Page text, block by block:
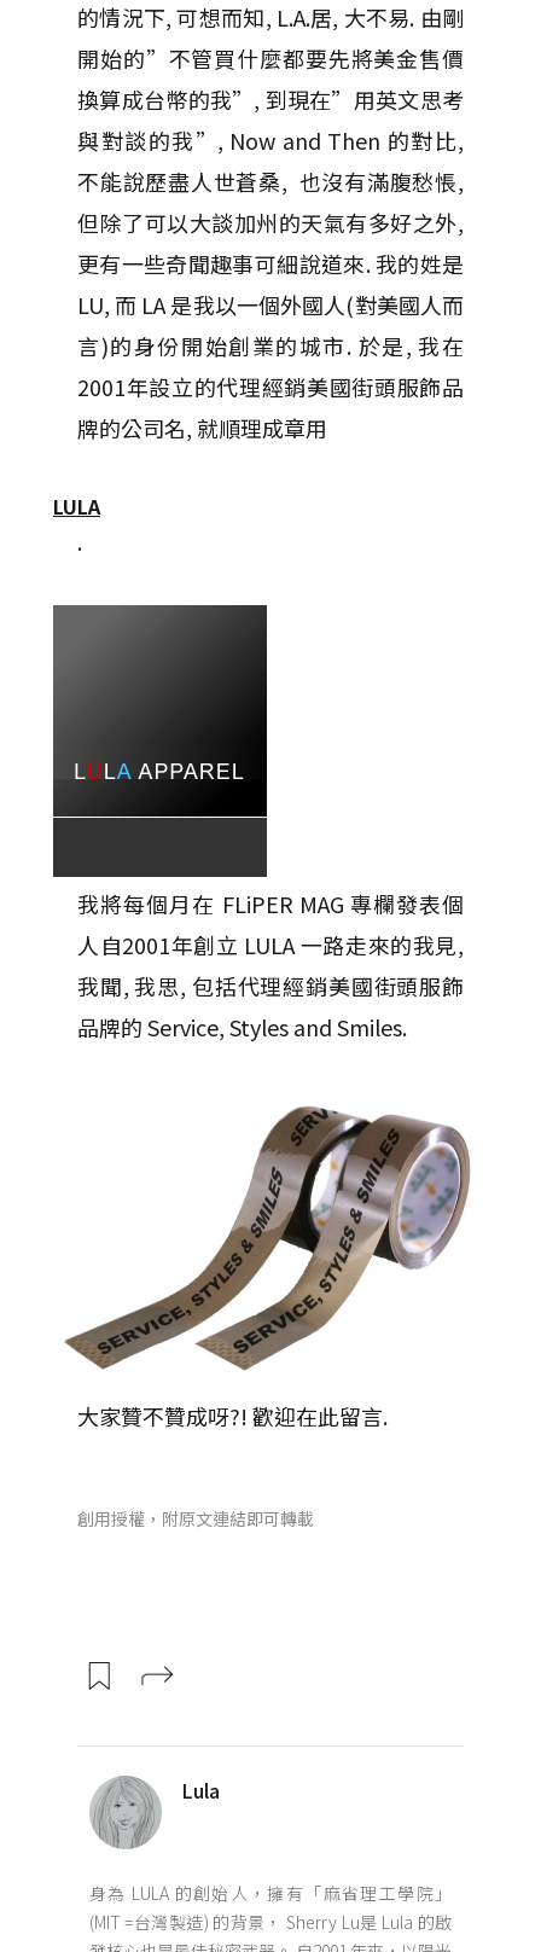
的情況下, 可想而知, L.A.居, 大不易. 由剛
開始的”不管買什麼都要先將美金售價
換算成台幣的我”, 到現在”用英文思考
與對談的我”, Now and Then 的對比,
不能說歷盡人世蒼桑, 也沒有滿腹愁悵,
但除了可以大談加州的天氣有多好之外,
更有一些奇聞趣事可細說道來. 我的姓是
LU, 而 LA 是我以一個外國人(對美國人而
言)的身份開始創業的城市. 於是, 我在
2001年設立的代理經銷美國街頭服飾品
牌的公司名, 就順理成章用
LULA
.
我將每個月在 FLiPER MAG 專欄發表個
人自2001年創立 LULA 一路走來的我見,
我聞, 我思, 包括代理經銷美國街頭服飾
品牌的 Service, Styles and Smiles.
大家贊不贊成呀?! 歡迎在此留言.
創用授權，附原文連結即可轉載
Lula
身為 LULA 的創始人，擁有「麻省理工學院」
(MIT =台灣製造) 的背景， Sherry Lu是 Lula 的啟